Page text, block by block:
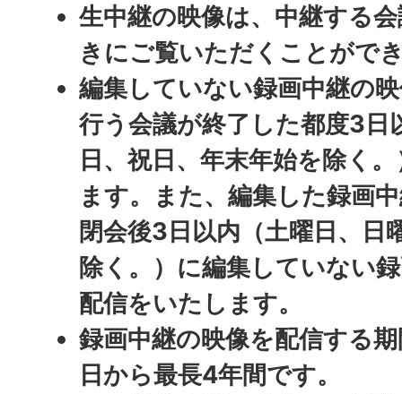
生中継の映像は、中継する
きにご覧いただくことがで
編集していない録画中継の
行う会議が終了した都度3日
日、祝日、年末年始を除く
ます。また、編集した録画
閉会後3日以内（土曜日、日
除く。）に編集していない
配信をいたします。
録画中継の映像を配信する
日から最長4年間です。